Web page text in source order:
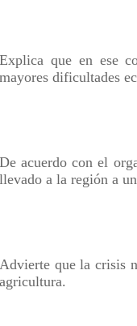
Explica que en ese
mayores dificultades
De acuerdo con el
llevado a la región a
Advierte que la crisis
agricultura.